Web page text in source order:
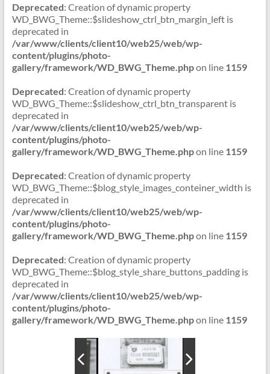
Deprecated: Creation of dynamic property
WD_BWG_Theme::$slideshow_ctrl_btn_margin_left is
deprecated in
/var/www/clients/client10/web25/web/wp-
content/plugins/photo-
gallery/framework/WD_BWG_Theme.phpon line 1159
Deprecated: Creation of dynamic property
WD_BWG_Theme::$slideshow_ctrl_btn_transparent is
deprecated in
/var/www/clients/client10/web25/web/wp-
content/plugins/photo-
gallery/framework/WD_BWG_Theme.phpon line 1159
Deprecated: Creation of dynamic property
WD_BWG_Theme::$blog_style_images_conteiner_width is
deprecated in
/var/www/clients/client10/web25/web/wp-
content/plugins/photo-
gallery/framework/WD_BWG_Theme.phpon line 1159
Deprecated: Creation of dynamic property
WD_BWG_Theme::$blog_style_share_buttons_padding is
deprecated in
/var/www/clients/client10/web25/web/wp-
content/plugins/photo-
gallery/framework/WD_BWG_Theme.phpon line 1159